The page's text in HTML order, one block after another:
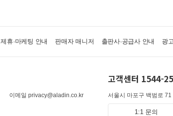
제휴·마케팅 안내 판매자 매니저 출판사·공급사 안내 광
이메일 privacy@aladin.co.kr
고객센터 1544-
서울시 마포구 백범로 71
1:1 문의